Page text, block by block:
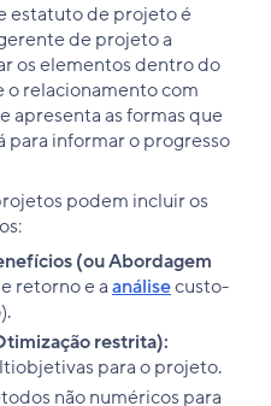
estatuto de projeto é
de projeto a
os elementos dentro do
o relacionamento com
apresenta as formas que
para informar o progresso
podem incluir os
(ou Abordagem
retorno e aanálisecusto-
restrita):
para o projeto.
não numéricos para